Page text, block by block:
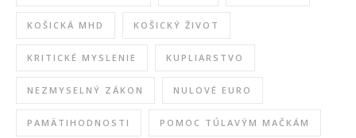
KOŠICKÁ MHD KOŠICKÝ ŽIVOT
KRITICKÉ MYSLENIE KUPLIARSTVO
NEZMYSELNÝ ZÁKON NULOVÉ EURO
PAMÄTIHODNOSTI POMOC TÚLAVÝM MAČKÁM